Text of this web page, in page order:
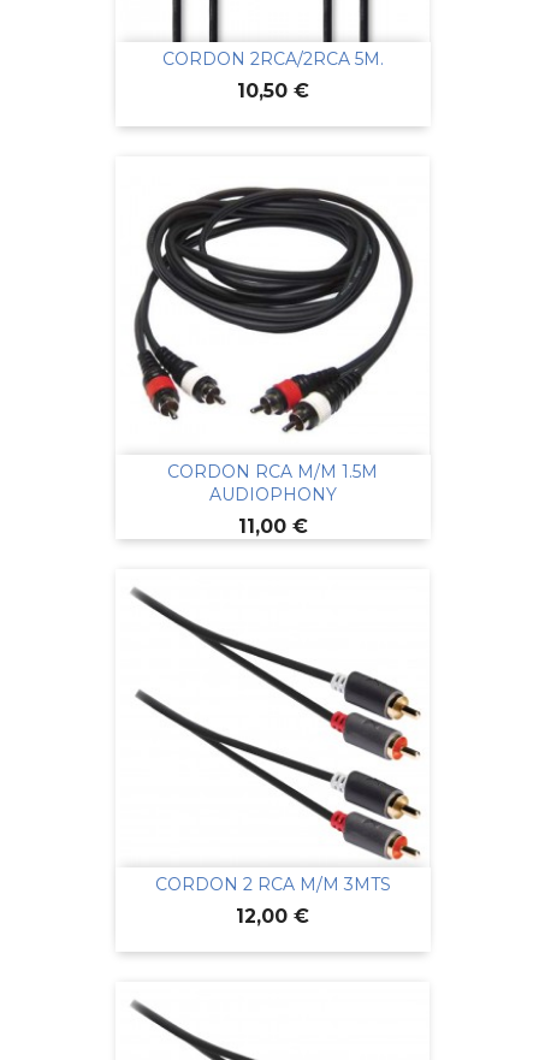
CORDON 2RCA/2RCA 5M.
Prix
10,50 €
CORDON RCA M/M 1.5M
AUDIOPHONY
Prix
11,00 €
CORDON 2 RCA M/M 3MTS
Prix
12,00 €